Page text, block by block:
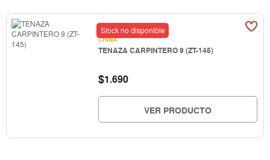
Stock no disponible
CHINA
TENAZA CARPINTERO 9 (ZT-145)
$1.690
VER PRODUCTO